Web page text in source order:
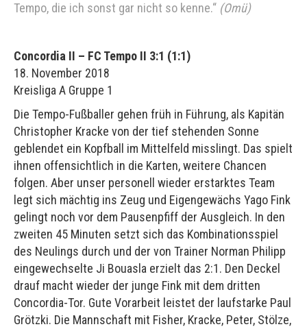
Tempo, die ich sonst gar nicht so kenne.“ (Omü)
Concordia II – FC Tempo II 3:1 (1:1)
18. November 2018
Kreisliga A Gruppe 1
Die Tempo-Fußballer gehen früh in Führung, als Kapitän
Christopher Kracke von der tief stehenden Sonne
geblendet ein Kopfball im Mittelfeld misslingt. Das spielt
ihnen offensichtlich in die Karten, weitere Chancen
folgen. Aber unser personell wieder erstarktes Team
legt sich mächtig ins Zeug und Eigengewächs Yago Fink
gelingt noch vor dem Pausenpfiff der Ausgleich. In den
zweiten 45 Minuten setzt sich das Kombinationsspiel
des Neulings durch und der von Trainer Norman Philipp
eingewechselte Ji Bouasla erzielt das 2:1. Den Deckel
drauf macht wieder der junge Fink mit dem dritten
Concordia-Tor. Gute Vorarbeit leistet der laufstarke Paul
Grötzki. Die Mannschaft mit Fisher, Kracke, Peter, Stölze,